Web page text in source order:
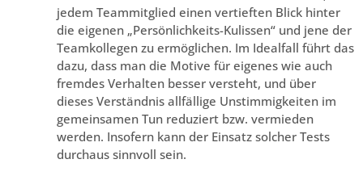
jedem Teammitglied einen vertieften Blick hinter
die eigenen „Persönlichkeits-Kulissen“ und jene der
Teamkollegen zu ermöglichen. Im Idealfall führt das
dazu, dass man die Motive für eigenes wie auch
fremdes Verhalten besser versteht, und über
dieses Verständnis allfällige Unstimmigkeiten im
gemeinsamen Tun reduziert bzw. vermieden
werden. Insofern kann der Einsatz solcher Tests
durchaus sinnvoll sein.